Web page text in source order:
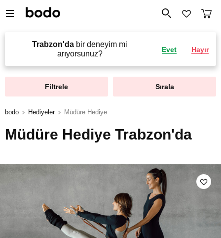
Trabzon'da bir deneyim mi
arıyorsunuz?
Evet Hayır
Filtrele Sırala
bodo Hediyeler Müdüre Hediye
Müdüre Hediye Trabzon'da